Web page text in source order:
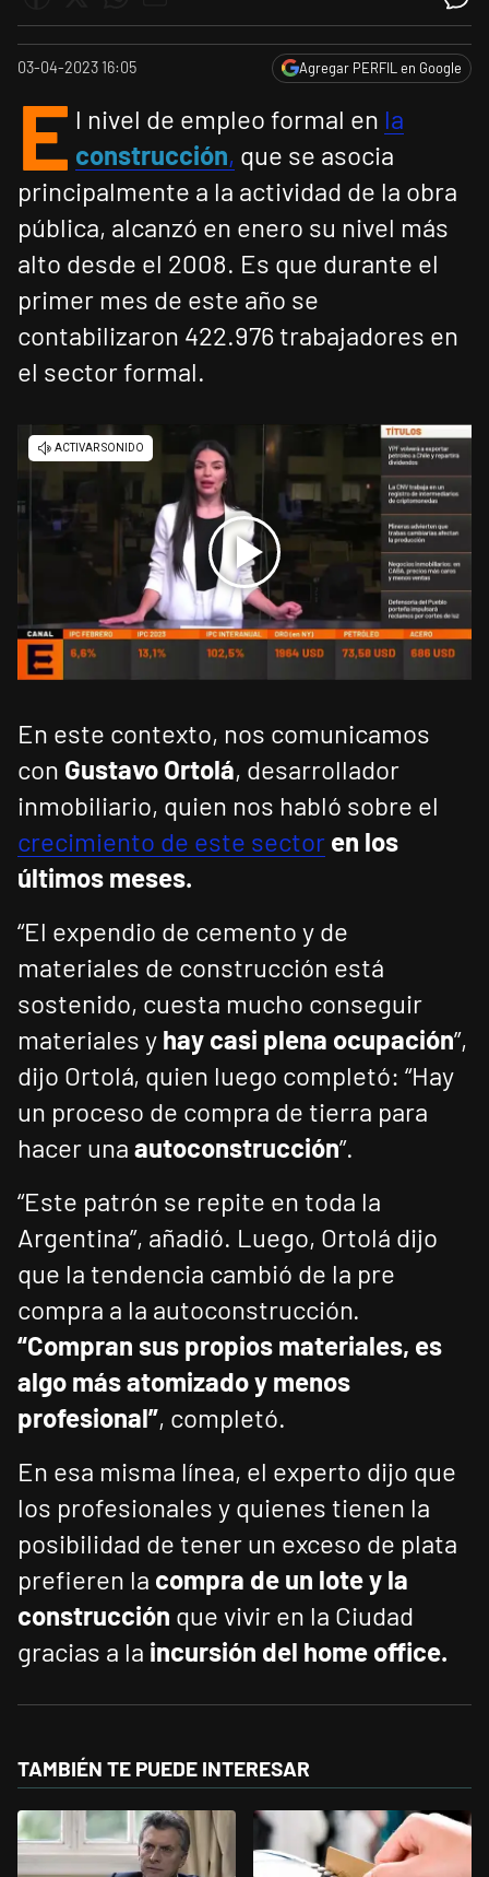
03-04-2023 16:05 Agregar PERFIL en Google
E l nivel de empleo formal en la
construcción, que se asocia
principalmente a la actividad de la obra
pública, alcanzó en enero su nivel más
alto desde el 2008. Es que durante el
primer mes de este año se
contabilizaron 422.976 trabajadores en
el sector formal.
En este contexto, nos comunicamos
con Gustavo Ortolá, desarrollador
inmobiliario, quien nos habló sobre el
crecimiento de este sector en los
últimos meses.
“El expendio de cemento y de
materiales de construcción está
sostenido, cuesta mucho conseguir
materiales y hay casi plena ocupación”,
dijo Ortolá, quien luego completó: “Hay
un proceso de compra de tierra para
hacer una autoconstrucción”.
“Este patrón se repite en toda la
Argentina”, añadió. Luego, Ortolá dijo
que la tendencia cambió de la pre
compra a la autoconstrucción.
“Compran sus propios materiales, es
algo más atomizado y menos
profesional”, completó.
En esa misma línea, el experto dijo que
los profesionales y quienes tienen la
posibilidad de tener un exceso de plata
prefieren la compra de un lote y la
construcción que vivir en la Ciudad
gracias a la incursión del home office.
TAMBIÉN TE PUEDE INTERESAR